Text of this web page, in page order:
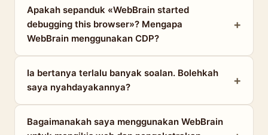
Apakah sepanduk «WebBrain started
debugging this browser»? Mengapa
WebBrain menggunakan CDP?
Ia bertanya terlalu banyak soalan. Bolehkah
saya nyahdayakannya?
Bagaimanakah saya menggunakan WebBrain